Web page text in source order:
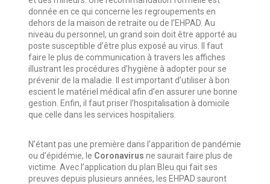
donnée en ce qui concerne les regroupements en
dehors de la maison de retraite ou de l’EHPAD. Au
niveau du personnel, un grand soin doit être apporté au
poste susceptible d’être plus exposé au virus. Il faut
faire le plus de communication à travers les affiches
illustrant les procédures d’hygiène à adopter pour se
prévenir de la maladie. Il est important d’utiliser à bon
escient le matériel médical afin d’en assurer une bonne
gestion. Enfin, il faut priser l’hospitalisation à domicile
que celle dans les services hospitaliers.
N’étant pas une première dans l’apparition de pandémie
ou d’épidémie, le Coronavirus ne saurait faire plus de
victime. Avec l’application du plan Bleu qui fait ses
preuves depuis plusieurs années, les EHPAD sauront